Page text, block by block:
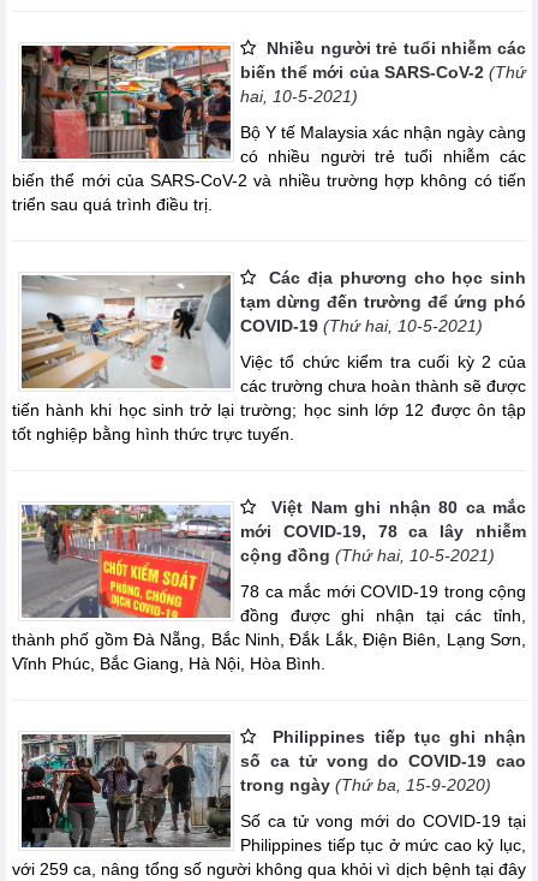
Nhiều người trẻ tuổi nhiễm các
biến thể mới của SARS-CoV-2 (Thứ
hai, 10-5-2021)
Bộ Y tế Malaysia xác nhận ngày càng
có nhiều người trẻ tuổi nhiễm các
biến thể mới của SARS-CoV-2 và nhiều trường hợp không có tiến
triển sau quá trình điều trị.
Các địa phương cho học sinh
tạm dừng đến trường để ứng phó
COVID-19 (Thứ hai, 10-5-2021)
Việc tổ chức kiểm tra cuối kỳ 2 của
các trường chưa hoàn thành sẽ được
tiến hành khi học sinh trở lại trường; học sinh lớp 12 được ôn tập
tốt nghiệp bằng hình thức trực tuyến.
Việt Nam ghi nhận 80 ca mắc
mới COVID-19, 78 ca lây nhiễm
cộng đồng (Thứ hai, 10-5-2021)
78 ca mắc mới COVID-19 trong cộng
đồng được ghi nhận tại các tỉnh,
thành phố gồm Đà Nẵng, Bắc Ninh, Đắk Lắk, Điện Biên, Lạng Sơn,
Vĩnh Phúc, Bắc Giang, Hà Nội, Hòa Bình.
Philippines tiếp tục ghi nhận
số ca tử vong do COVID-19 cao
trong ngày (Thứ ba, 15-9-2020)
Số ca tử vong mới do COVID-19 tại
Philippines tiếp tục ở mức cao kỷ lục,
với 259 ca, nâng tổng số người không qua khỏi vì dịch bệnh tại đây